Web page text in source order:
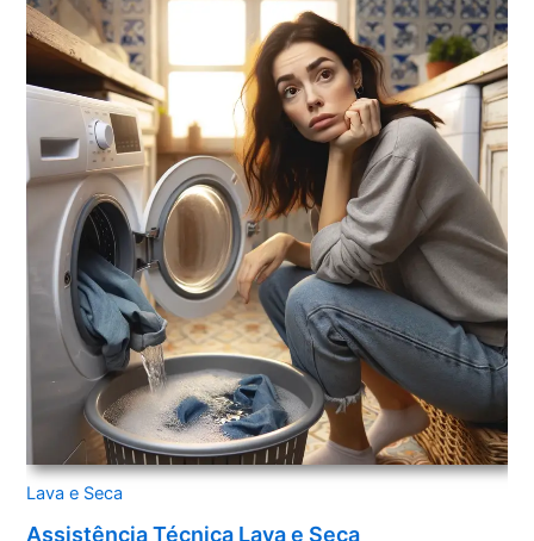
Lava e Seca
Assistência Técnica Lava e Seca